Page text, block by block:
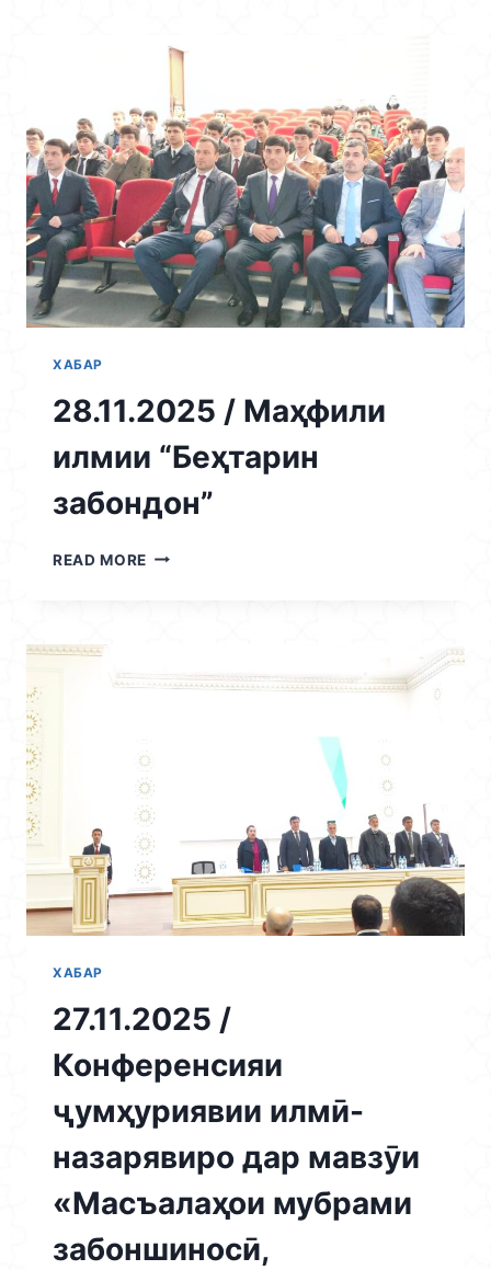
ХАБАР
28.11.2025 / Маҳфили
илмии “Беҳтарин
забондон”
READ MORE 28.11.2025
ХАБАР
27.11.2025 /
Конференсияи
ҷумҳуриявии илмӣ-
назарявиро дар мавзӯи
«Масъалаҳои мубрами
забоншиносӣ,